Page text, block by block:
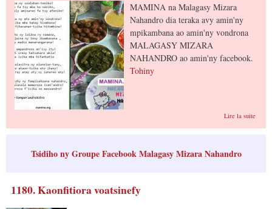
MAMINA na Malagasy Mizara
Nahandro dia teraka avy amin'ny
mpikambana ao amin'ny vondrona
MALAGASY MIZARA
NAHANDRO ao amin'ny facebook.
Tohiny
Lire la suite
Tsidiho ny Groupe Facebook Malagasy Mizara Nahandro
1180. Kaonfitiora voatsinefy